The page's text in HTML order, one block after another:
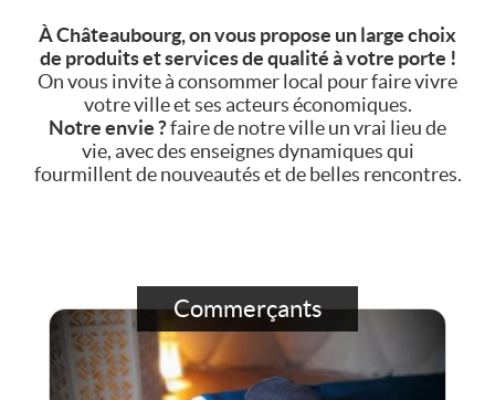
À Châteaubourg, on vous propose un large choix
de produits et services de qualité à votre porte !
On vous invite à consommer local pour faire vivre
votre ville et ses acteurs économiques.
Notre envie ?faire de notre ville un vrai lieu de
vie, avec des enseignes dynamiques qui
fourmillent de nouveautés et de belles rencontres.
Commerçants